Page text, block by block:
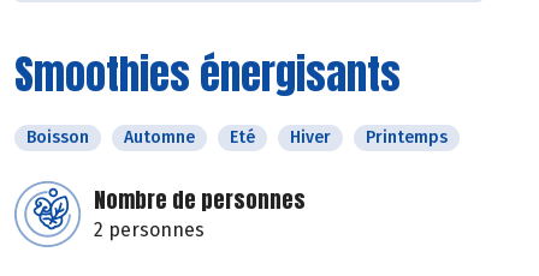
Smoothies énergisants
Boisson Automne Eté Hiver Printemps
Nombre de personnes
2 personnes